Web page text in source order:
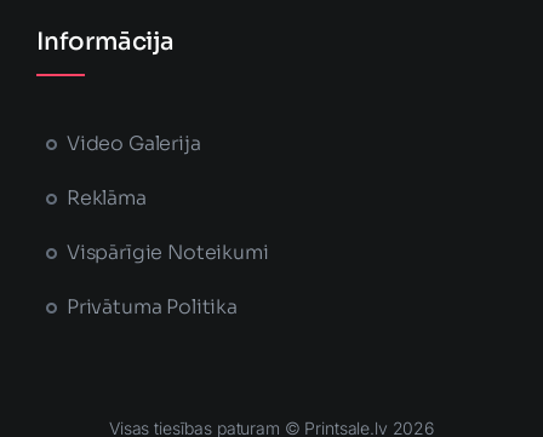
Informācija
Video Galerija
Reklāma
Vispārīgie Noteikumi
Privātuma Politika
Visas tiesības paturam © Printsale.lv 2026